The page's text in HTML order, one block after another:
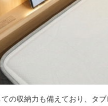
の収納力も備えており、タ